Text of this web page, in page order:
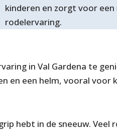
kinderen en zorgt voor
rodelervaring.
in Val Gardena te
en een helm, vooral voor
hebt in de sneeuw. Veel